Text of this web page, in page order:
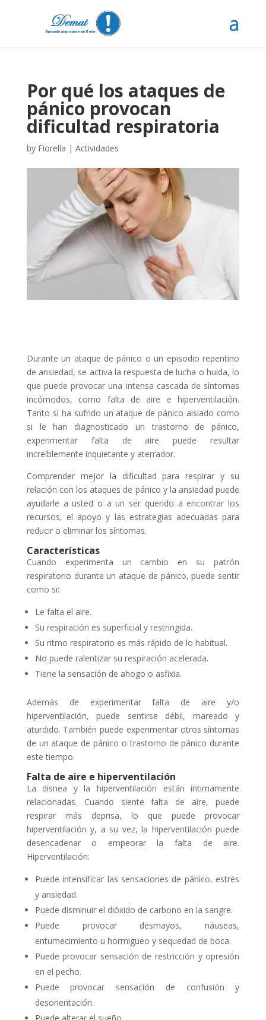
Por qué los ataques de
pánico provocan
dificultad respiratoria
by Fiorella | Actividades
Durante un ataque de pánico o un episodio repentino
de ansiedad, se activa la respuesta de lucha o huida, lo
que puede provocar una intensa cascada de síntomas
incómodos, como falta de aire e hiperventilación.
Tanto si ha sufrido un ataque de pánico aislado como
si le han diagnosticado un trastorno de pánico,
experimentar falta de aire puede resultar
increíblemente inquietante y aterrador.
Comprender mejor la dificultad para respirar y su
relación con los ataques de pánico y la ansiedad puede
ayudarle a usted o a un ser querido a encontrar los
recursos, el apoyo y las estrategias adecuadas para
reducir o eliminar los síntomas.
Características
Cuando experimenta un cambio en su patrón
respiratorio durante un ataque de pánico, puede sentir
como si:
Le falta el aire.
Su respiración es superficial y restringida.
Su ritmo respiratorio es más rápido de lo habitual.
No puede ralentizar su respiración acelerada.
Tiene la sensación de ahogo o asfixia.
Además de experimentar falta de aire y/o
hiperventilación, puede sentirse débil, mareado y
aturdido. También puede experimentar otros síntomas
de un ataque de pánico o trastorno de pánico durante
este tiempo.
Falta de aire e hiperventilación
La disnea y la hiperventilación están íntimamente
relacionadas. Cuando siente falta de aire, puede
respirar más deprisa, lo que puede provocar
hiperventilación y, a su vez, la hiperventilación puede
desencadenar o empeorar la falta de aire.
Hiperventilación:
Puede intensificar las sensaciones de pánico, estrés
y ansiedad.
Puede disminuir el dióxido de carbono en la sangre.
Puede provocar desmayos, náuseas,
entumecimiento u hormigueo y sequedad de boca.
Puede provocar sensación de restricción y opresión
en el pecho.
Puede provocar sensación de confusión y
desorientación.